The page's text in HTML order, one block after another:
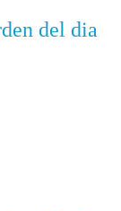
del dia